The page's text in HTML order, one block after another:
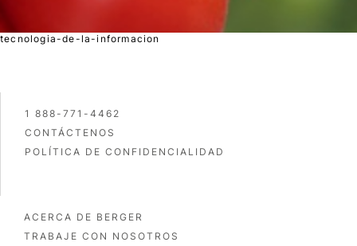
tecnologia-de-la-informacion
1 888-771-4462
CONTÁCTENOS
POLÍTICA DE CONFIDENCIALIDAD
ACERCA DE BERGER
TRABAJE CON NOSOTROS